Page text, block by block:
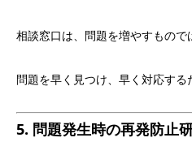
相談窓口は、問題を増やすもので
問題を早く見つけ、早く対応する
5. 問題発生時の再発防止